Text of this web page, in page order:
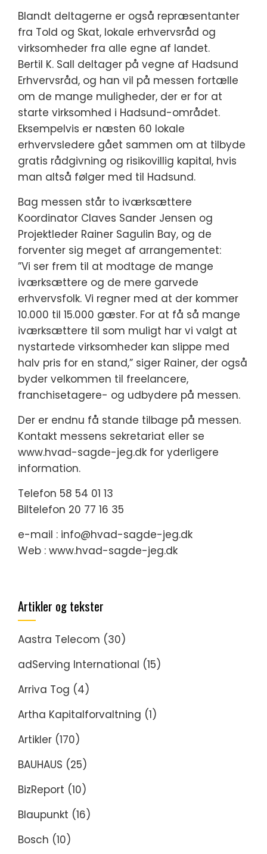
Blandt deltagerne er også repræsentanter
fra Told og Skat, lokale erhvervsråd og
virksomheder fra alle egne af landet.
Bertil K. Sall deltager på vegne af Hadsund
Erhvervsråd, og han vil på messen fortælle
om de mange muligheder, der er for at
starte virksomhed i Hadsund-området.
Eksempelvis er næsten 60 lokale
erhvervsledere gået sammen om at tilbyde
gratis rådgivning og risikovillig kapital, hvis
man altså følger med til Hadsund.
Bag messen står to iværksættere
Koordinator Claves Sander Jensen og
Projektleder Rainer Sagulin Bay, og de
forventer sig meget af arrangementet:
”Vi ser frem til at modtage de mange
iværksættere og de mere garvede
erhvervsfolk. Vi regner med at der kommer
10.000 til 15.000 gæster. For at få så mange
iværksættere til som muligt har vi valgt at
nystartede virksomheder kan slippe med
halv pris for en stand,” siger Rainer, der også
byder velkommen til freelancere,
franchisetagere- og udbydere på messen.
Der er endnu få stande tilbage på messen.
Kontakt messens sekretariat eller se
www.hvad-sagde-jeg.dk for yderligere
information.
Telefon 58 54 01 13
Biltelefon 20 77 16 35
e-mail : info@hvad-sagde-jeg.dk
Web : www.hvad-sagde-jeg.dk
Artikler og tekster
Aastra Telecom (30)
adServing International (15)
Arriva Tog (4)
Artha Kapitalforvaltning (1)
Artikler (170)
BAUHAUS (25)
BizReport (10)
Blaupunkt (16)
Bosch (10)